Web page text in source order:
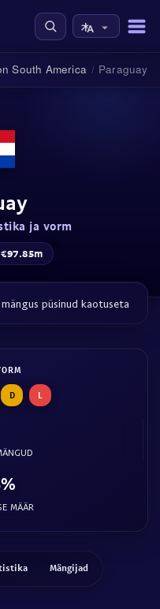
South America / Paraguay
ja vorm
€97.85m
püsinud kaotuseta
D L
MÄÄR
Mängijad